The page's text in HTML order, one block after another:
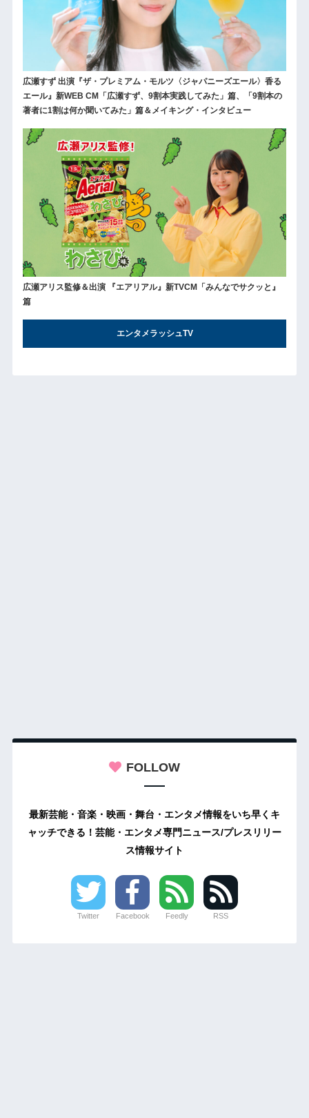
広瀬すず 出演『ザ・プレミアム・モルツ〈ジャパニーズエール〉香る
エール』新WEB CM「広瀬すず、9割本実践してみた」篇、「9割本の
著者に1割は何か聞いてみた」篇＆メイキング・インタビュー
広瀬アリス監修＆出演 『エアリアル』新TVCM「みんなでサクッと』
篇
エンタメラッシュTV
FOLLOW
最新芸能・音楽・映画・舞台・エンタメ情報をいち早くキ
ャッチできる！芸能・エンタメ専門ニュース/プレスリリー
ス情報サイト
Twitter Facebook Feedly RSS